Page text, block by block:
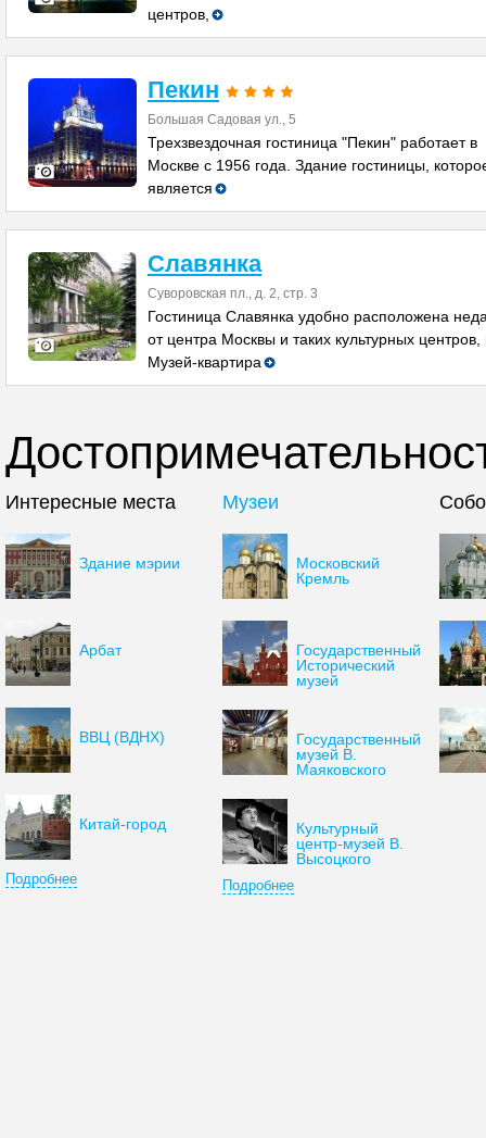
центров,
Пекин
Большая Садовая ул., 5
Трехзвездочная гостиница "Пекин" работает в
Москве с 1956 года. Здание гостиницы,
является
Славянка
Суворовская пл., д. 2, стр. 3
Гостиница Славянка удобно расположена
от центра Москвы и таких культурных центров,
Музей-квартира
Интересные места
Здание мэрии
Арбат
ВВЦ (ВДНХ)
Китай-город
Подробнее
Музеи
Московский
Кремль
Государственный
Исторический
музей
Государственный
музей В.
Маяковского
Культурный
центр-музей В.
Высоцкого
Подробнее